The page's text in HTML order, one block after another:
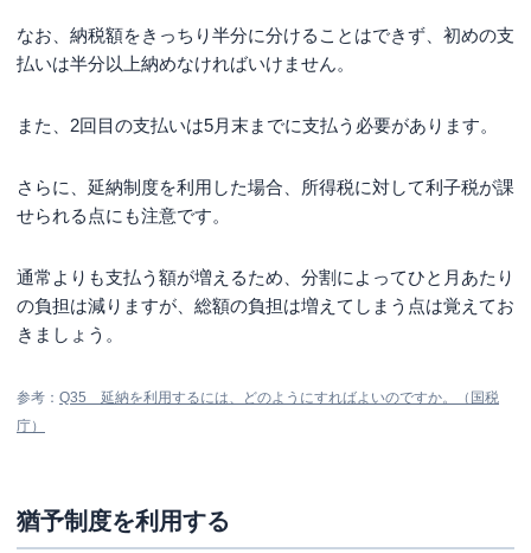
なお、納税額をきっちり半分に分けることはできず、初めの支
払いは半分以上納めなければいけません。
また、2回目の支払いは5月末までに支払う必要があります。
さらに、延納制度を利用した場合、所得税に対して利子税が課
せられる点にも注意です。
通常よりも支払う額が増えるため、分割によってひと月あたり
の負担は減りますが、総額の負担は増えてしまう点は覚えてお
きましょう。
参考： Q35 延納を利用するには、どのようにすればよいのですか。（国税
庁）
猶予制度を利用する